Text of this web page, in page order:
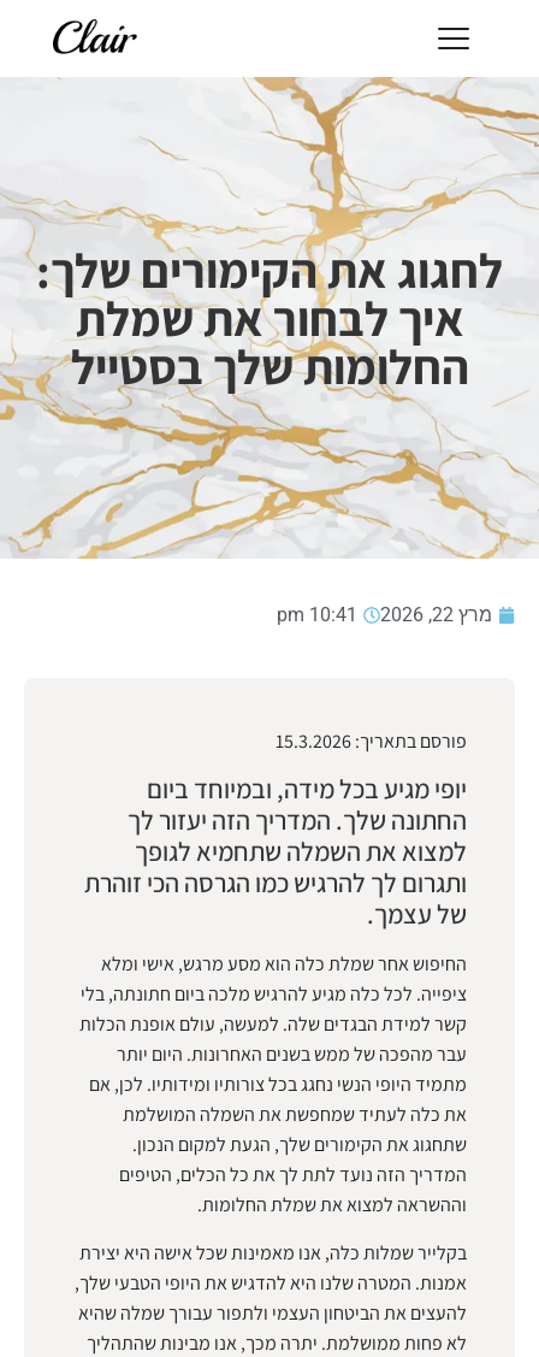
לחגוג את הקימורים שלך:
איך לבחור את שמלת
החלומות שלך בסטייל
מרץ 22, 2026 10:41 pm
פורסם בתאריך: 15.3.2026
יופי מגיע בכל מידה, ובמיוחד ביום
החתונה שלך. המדריך הזה יעזור לך
למצוא את השמלה שתחמיא לגופך
ותגרום לך להרגיש כמו הגרסה הכי זוהרת
של עצמך.
החיפוש אחר שמלת כלה הוא מסע מרגש, אישי ומלא
ציפייה. לכל כלה מגיע להרגיש מלכה ביום חתונתה, בלי
קשר למידת הבגדים שלה. למעשה, עולם אופנת הכלות
עבר מהפכה של ממש בשנים האחרונות. היום יותר
מתמיד היופי הנשי נחגג בכל צורותיו ומידותיו. לכן, אם
את כלה לעתיד שמחפשת את השמלה המושלמת
שתחגוג את הקימורים שלך, הגעת למקום הנכון.
המדריך הזה נועד לתת לך את כל הכלים, הטיפים
וההשראה למצוא את שמלת החלומות.
בקלייר שמלות כלה, אנו מאמינות שכל אישה היא יצירת
אמנות. המטרה שלנו היא להדגיש את היופי הטבעי שלך,
להעצים את הביטחון העצמי ולתפור עבורך שמלה שהיא
לא פחות ממושלמת. יתרה מכך, אנו מבינות שהתהליך